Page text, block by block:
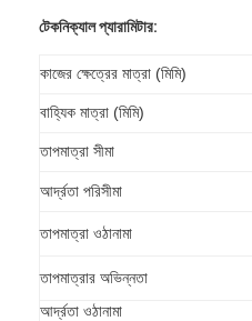
টেকনিক্যাল প্যারামিটার:
কাজের ক্ষেত্রের মাত্রা (মিমি)
বাহ্যিক মাত্রা (মিমি)
তাপমাত্রা সীমা
আর্দ্রতা পরিসীমা
তাপমাত্রা ওঠানামা
তাপমাত্রার অভিন্নতা
আর্দ্রতা ওঠানামা